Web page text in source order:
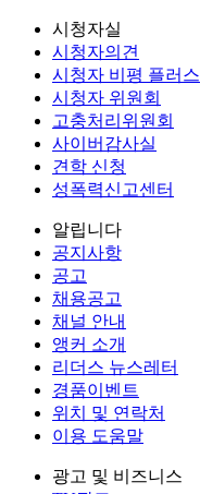
시청자실
시청자의견
시청자 비평 플러스
시청자 위원회
고충처리위원회
사이버감사실
견학 신청
성폭력신고센터
알립니다
공지사항
공고
채용공고
채널 안내
앵커 소개
리더스 뉴스레터
경품이벤트
위치 및 연락처
이용 도움말
광고 및 비즈니스